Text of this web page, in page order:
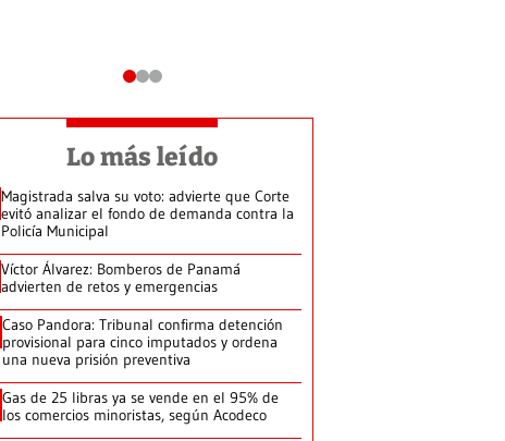
Lo más leído
Magistrada salva su voto: advierte que Corte
evitó analizar el fondo de demanda contra la
Policía Municipal
Víctor Álvarez: Bomberos de Panamá
advierten de retos y emergencias
Caso Pandora: Tribunal confirma detención
provisional para cinco imputados y ordena
una nueva prisión preventiva
Gas de 25 libras ya se vende en el 95% de
los comercios minoristas, según Acodeco